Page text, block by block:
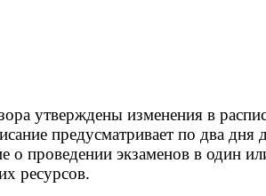
утверждены изменения в
предусматривает по два дня
проведении экзаменов в один
ресурсов.